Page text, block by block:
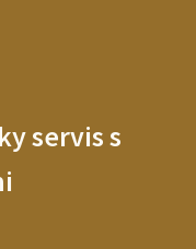
servis s